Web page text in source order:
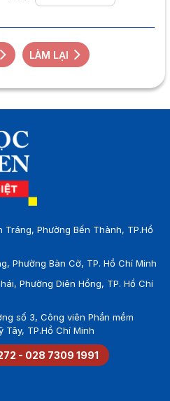
LÀM LẠI
Tráng, Phường Bến Thành, TP.Hồ
Phường Bàn Cờ, TP. Hồ Chí Minh
Phường Diên Hồng, TP. Hồ Chí
số 3, Công viên Phần mềm
Tây, TP.Hồ Chí Minh
- 028 7309 1991